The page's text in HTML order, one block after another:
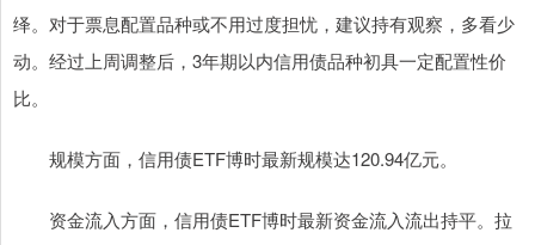
绎。对于票息配置品种或不用过度担忧，建议持有观察，多看少
动。经过上周调整后，3年期以内信用债品种初具一定配置性价
比。
规模方面，信用债ETF博时最新规模达120.94亿元。
资金流入方面，信用债ETF博时最新资金流入流出持平。拉